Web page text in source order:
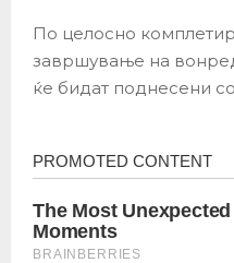
По целосно
завршување на
ќе бидат поднесени